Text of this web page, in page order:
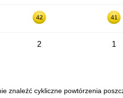
42 41
2 1
znaleźć cykliczne powtórzenia